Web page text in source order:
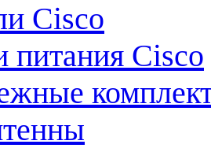
Cisco
питания Cisco